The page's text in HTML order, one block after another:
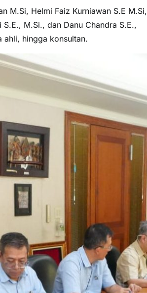
M.Si, Helmi Faiz Kurniawan S.E M.Si,
M.Si., dan Danu Chandra S.E.,
hingga konsultan.